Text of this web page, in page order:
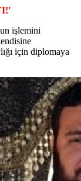
işlemini
için diplomaya